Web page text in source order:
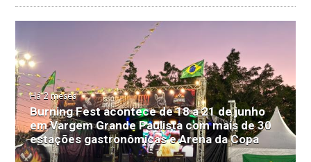
Há 2 meses
Burning Fest acontece de 18 a 21 de junho
em Vargem Grande Paulista com mais de 30
estações gastronômicas e Arena da Copa